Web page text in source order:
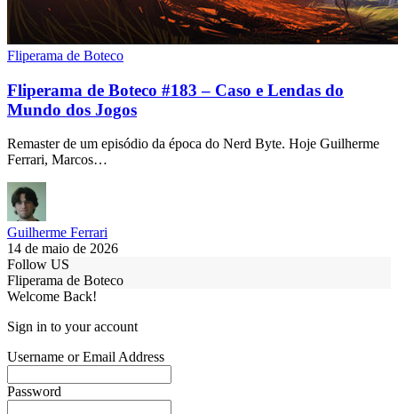
Fliperama de Boteco
Fliperama de Boteco #183 – Caso e Lendas do
Mundo dos Jogos
Remaster de um episódio da época do Nerd Byte. Hoje Guilherme
Ferrari, Marcos…
Guilherme Ferrari
14 de maio de 2026
Follow US
Fliperama de Boteco
Welcome Back!
Sign in to your account
Username or Email Address
Password